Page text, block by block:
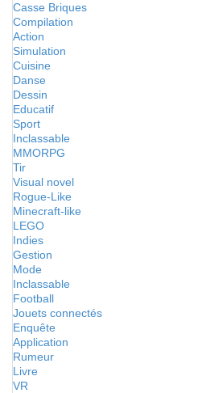
Casse Briques
Compilation
Action
Simulation
Cuisine
Danse
Dessin
Educatif
Sport
Inclassable
MMORPG
Tir
Visual novel
Rogue-Like
Minecraft-like
LEGO
Indies
Gestion
Mode
Inclassable
Football
Jouets connectés
Enquête
Application
Rumeur
Livre
VR